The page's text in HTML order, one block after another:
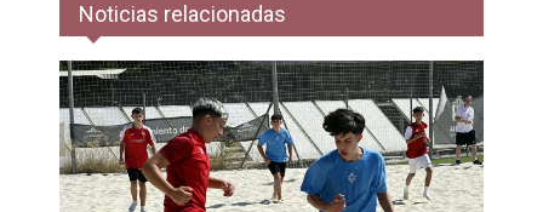
Noticias relacionadas